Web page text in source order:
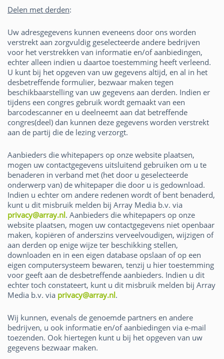
Delen met derden:
Uw adresgegevens kunnen eveneens door ons worden
verstrekt aan zorgvuldig geselecteerde andere bedrijven
voor het verstrekken van informatie en/of aanbiedingen,
echter alleen indien u daartoe toestemming heeft verleend.
U kunt bij het opgeven van uw gegevens altijd, en al in het
desbetreffende formulier, bezwaar maken tegen
beschikbaarstelling van uw gegevens aan derden. Indien er
tijdens een congres gebruik wordt gemaakt van een
barcodescanner en u deelneemt aan dat betreffende
congres(deel) dan kunnen deze gegevens worden verstrekt
aan de partij die de lezing verzorgt.
Aanbieders die whitepapers op onze website plaatsen,
mogen uw contactgegevens uitsluitend gebruiken om u te
benaderen in verband met (het door u geselecteerde
onderwerp van) de whitepaper die door u is gedownload.
Indien u echter om andere redenen wordt of bent benaderd,
kunt u dit misbruik melden bij Array Media b.v. via
privacy@array.nl. Aanbieders die whitepapers op onze
website plaatsen, mogen uw contactgegevens niet openbaar
maken, kopiëren of anderszins verveelvoudigen, wijzigen of
aan derden op enige wijze ter beschikking stellen,
downloaden en in een eigen database opslaan of op een
eigen computersysteem bewaren, tenzij u hier toestemming
voor geeft aan de desbetreffende aanbieders. Indien u dit
echter toch constateert, kunt u dit misbruik melden bij Array
Media b.v. via privacy@array.nl.
Wij kunnen, evenals de genoemde partners en andere
bedrijven, u ook informatie en/of aanbiedingen via e-mail
toezenden. Ook hiertegen kunt u bij het opgeven van uw
gegevens bezwaar maken.